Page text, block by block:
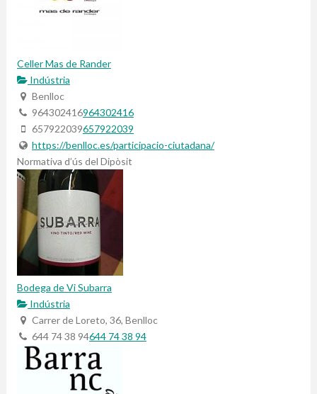
Celler Mas de Rander
Indústria
Benlloc
964302416964302416
657922039657922039
https://benlloc.es/participacio-ciutadana/
Normativa d’ús del Dipòsit
Bodega de Vi Subarra
Indústria
Carrer de Loreto, 36, Benlloc
644 74 38 94644 74 38 94